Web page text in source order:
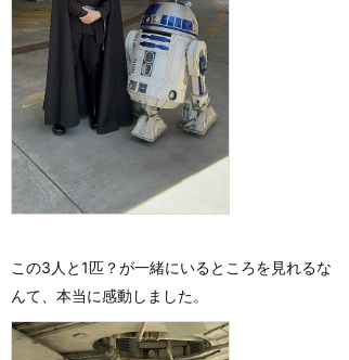
この3人と1匹？が一緒にいるところを見れるな
んて、本当に感動しました。